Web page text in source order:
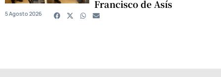
Francisco de Asís
5 Agosto 2026